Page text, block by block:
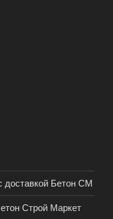
доставкой Бетон СМ
Строй Маркет